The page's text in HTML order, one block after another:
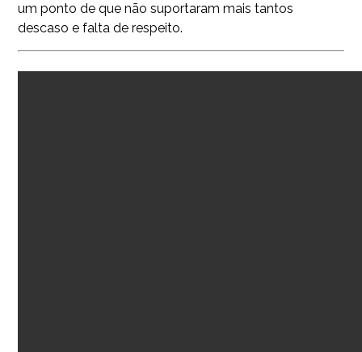
um ponto de que não suportaram mais tantos
descaso e falta de respeito.